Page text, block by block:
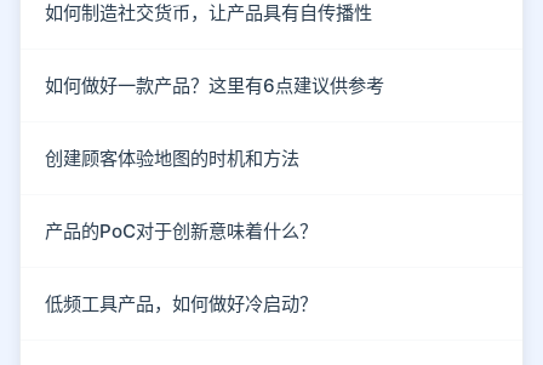
如何制造社交货币，让产品具有自传播性
如何做好一款产品？这里有6点建议供参考
创建顾客体验地图的时机和方法
产品的PoC对于创新意味着什么？
低频工具产品，如何做好冷启动？